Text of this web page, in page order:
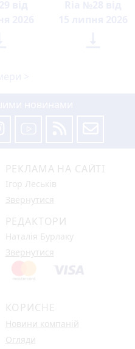
РЕКЛАМА НА САЙТІ
Ігор Леськів
Звернутися
РЕДАКТОРИ
Наталія Бурлаку
Звернутися
КОРИСНЕ
Новини компаній
Огляди